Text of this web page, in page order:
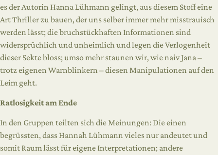
es der Autorin Hanna Lühmann gelingt, aus diesem Stoff eine
Art Thriller zu bauen, der uns selber immer mehr misstrauisch
werden lässt; die bruchstückhaften Informationen sind
widersprüchlich und unheimlich und legen die Verlogenheit
dieser Sekte bloss; umso mehr staunen wir, wie naiv Jana –
trotz eigenen Warnblinkern – diesen Manipulationen auf den
Leim geht.
Ratlosigkeit am Ende
In den Gruppen teilten sich die Meinungen: Die einen
begrüssten, dass Hannah Lühmann vieles nur andeutet und
somit Raum lässt für eigene Interpretationen; andere